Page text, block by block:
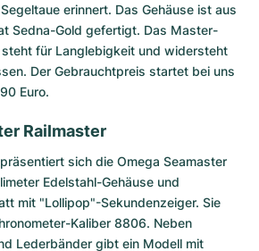
erinnert. Das Gehäuse ist aus
Sedna-Gold gefertigt. Das Master-
für Langlebigkeit und widersteht
Der Gebrauchtpreis startet bei uns
Euro.
Railmaster
sich die Omega Seamaster
Edelstahl-Gehäuse und
mit "Lollipop"-Sekundenzeiger. Sie
Kaliber 8806. Neben
Lederbänder gibt ein Modell mit